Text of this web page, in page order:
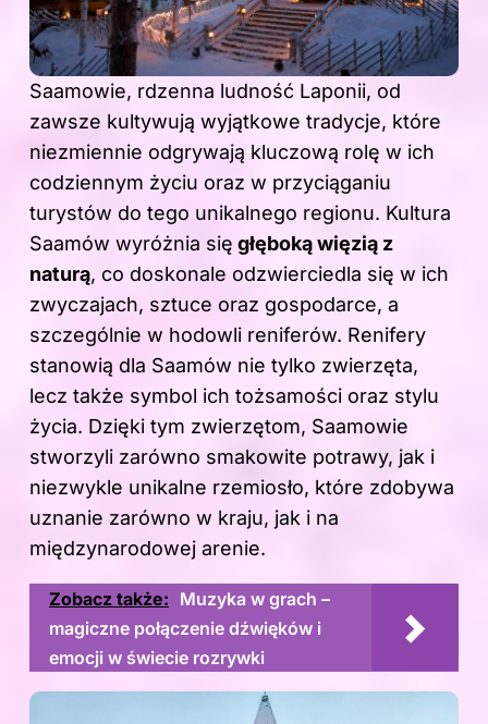
Saamowie, rdzenna ludność Laponii, od
zawsze kultywują wyjątkowe tradycje, które
niezmiennie odgrywają kluczową rolę w ich
codziennym życiu oraz w przyciąganiu
turystów do tego unikalnego regionu. Kultura
Saamów wyróżnia się głęboką więzią z
naturą, co doskonale odzwierciedla się w ich
zwyczajach, sztuce oraz gospodarce, a
szczególnie w hodowli reniferów. Renifery
stanowią dla Saamów nie tylko zwierzęta,
lecz także symbol ich tożsamości oraz stylu
życia. Dzięki tym zwierzętom, Saamowie
stworzyli zarówno smakowite potrawy, jak i
niezwykle unikalne rzemiosło, które zdobywa
uznanie zarówno w kraju, jak i na
międzynarodowej arenie.
Zobacz także: Muzyka w grach –
magiczne połączenie dźwięków i
emocji w świecie rozrywki